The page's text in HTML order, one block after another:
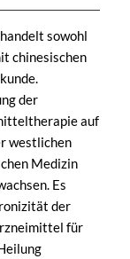
sowohl
chinesischen
der
auf
westlichen
Medizin
Es
der
für